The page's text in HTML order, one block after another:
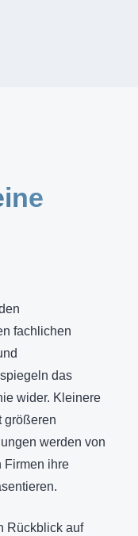
fachlichen
das
wider. Kleinere
größeren
werden von
Firmen ihre
Rückblick auf